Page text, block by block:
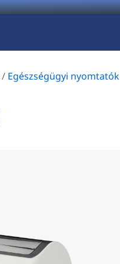
/ Egészségügyi nyomtatók